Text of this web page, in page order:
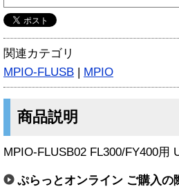
関連カテゴリ
MPIO-FLUSB | MPIO
商品説明
MPIO-FLUSB02 FL300/FY400用
ぷらっとオンライン ご購入の